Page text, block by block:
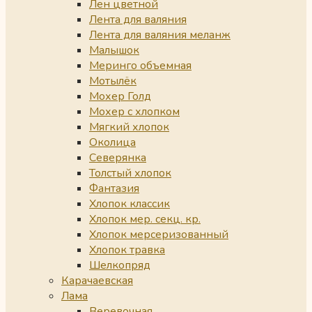
Лен цветной
Лента для валяния
Лента для валяния меланж
Малышок
Меринго объемная
Мотылёк
Мохер Голд
Мохер с хлопком
Мягкий хлопок
Околица
Северянка
Толстый хлопок
Фантазия
Хлопок классик
Хлопок мер. секц. кр.
Хлопок мерсеризованный
Хлопок травка
Шелкопряд
Карачаевская
Лама